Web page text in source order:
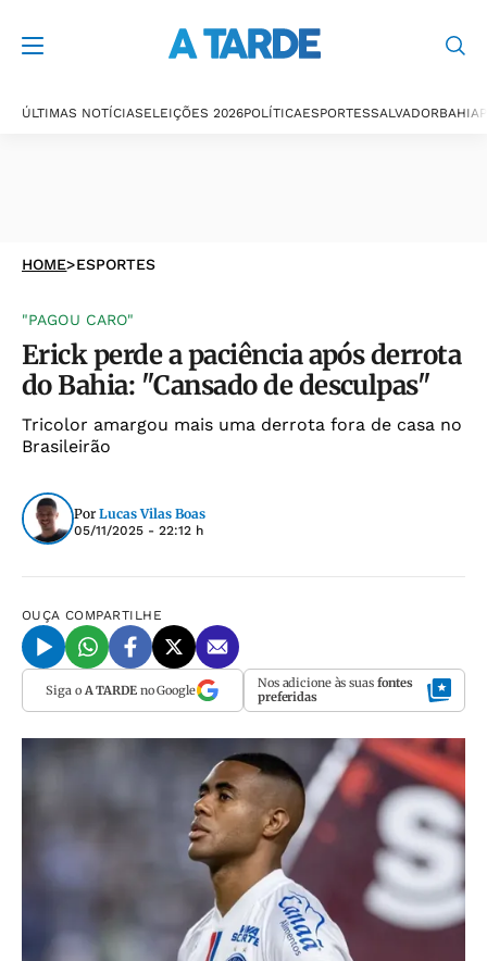
ÚLTIMAS NOTÍCIASELEIÇÕES 2026POLÍTICAESPORTESSALVADORBAHIA
HOME>ESPORTES
"PAGOU CARO"
Erick perde a paciência após derrota
do Bahia: "Cansado de desculpas"
Tricolor amargou mais uma derrota fora de casa no
Brasileirão
Por Lucas Vilas Boas
05/11/2025 - 22:12 h
OUÇA COMPARTILHE
Siga o A TARDEno Google Nos adicione às suas fontes
preferidas